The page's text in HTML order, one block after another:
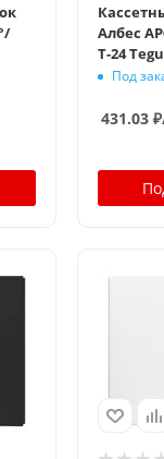
Албес
Т-24
Эконом
Под
431.03₽